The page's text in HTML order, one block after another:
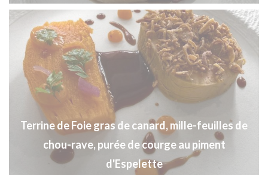
Terrine de Foie gras de canard, mille-feuilles de
chou-rave, purée de courge au piment
d'Espelette